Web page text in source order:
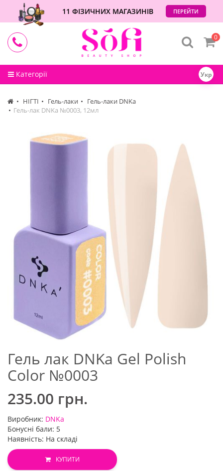
11 ФІЗИЧНИХ МАГАЗИНІВ ПЕРЕЙТИ
Категорії Укр
0
НІГТІ Гель-лаки
Гель-лаки DNKa
Гель-лак DNKa №0003, 12мл
Гель лак DNKa Gel Polish
Color №0003
235.00 грн.
Виробник: DNKa
Бонусні бали: 5
Наявність: На складі
КУПИТИ